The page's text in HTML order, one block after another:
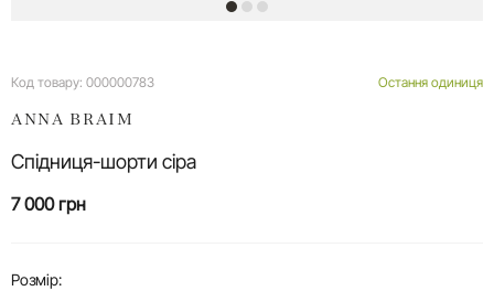
Код товару: 000000783 Остання одиниця
ANNA BRAIM
Спідниця-шорти сіра
7 000 грн
Розмір: